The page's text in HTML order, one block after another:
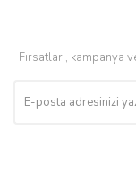
Fırsatları, kampanya